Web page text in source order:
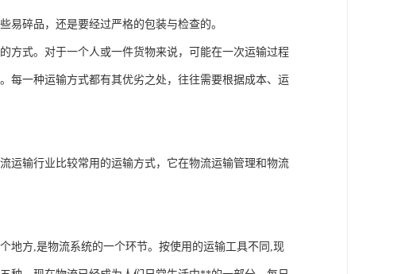
易碎品，还是要经过严格的包装与检查的。
方式。对于一个人或一件货物来说，可能在一次运输过程
每一种运输方式都有其优劣之处，往往需要根据成本、运
运输行业比较常用的运输方式，它在物流运输管理和物流
地方,是物流系统的一个环节。按使用的运输工具不同,现